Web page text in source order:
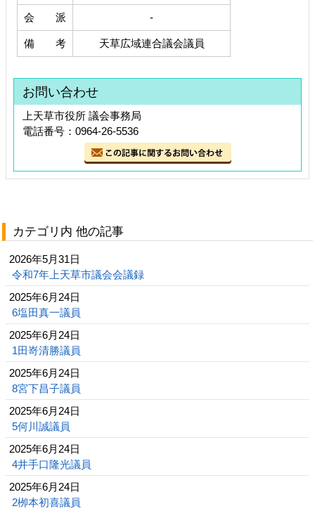
会 派 -
備 考 天草広域連合議会議員
お問い合わせ
上天草市役所 議会事務局
電話番号：0964-26-5536
カテゴリ内 他の記事
2026年5月31日
令和7年上天草市議会会議録
2025年6月24日
6塩田真一議員
2025年6月24日
1田嵜清勝議員
2025年6月24日
8宮下昌子議員
2025年6月24日
5何川誠議員
2025年6月24日
4井手口隆光議員
2025年6月24日
2栁本初喜議員